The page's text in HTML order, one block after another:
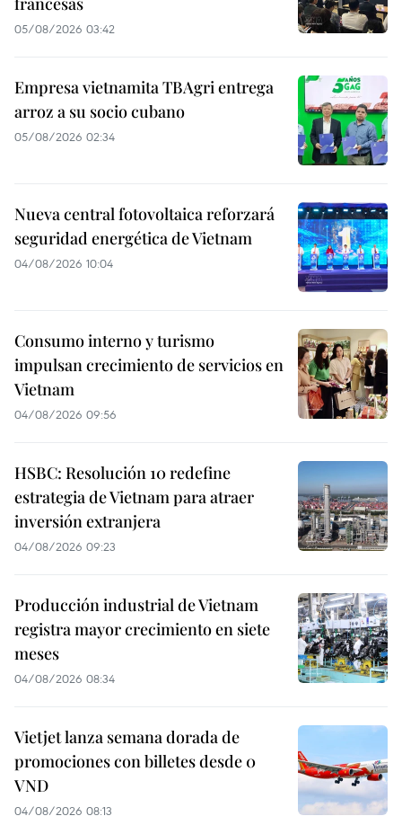
05/08/2026 03:42
Empresa vietnamita TBAgri entrega
arroz a su socio cubano
05/08/2026 02:34
Nueva central fotovoltaica reforzará
seguridad energética de Vietnam
04/08/2026 10:04
Consumo interno y turismo
impulsan crecimiento de servicios en
Vietnam
04/08/2026 09:56
HSBC: Resolución 10 redefine
estrategia de Vietnam para atraer
inversión extranjera
04/08/2026 09:23
Producción industrial de Vietnam
registra mayor crecimiento en siete
meses
04/08/2026 08:34
Vietjet lanza semana dorada de
promociones con billetes desde 0
VND
04/08/2026 08:13